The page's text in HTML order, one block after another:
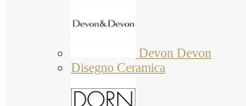
Devon Devon
Disegno Ceramica